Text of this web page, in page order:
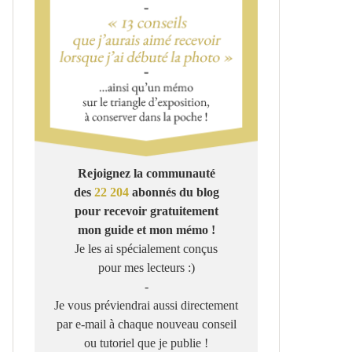
Rejoignez la communauté
des 22 204abonnés du blog
pour recevoir gratuitement
mon guide et mon mémo !
Je les ai spécialement conçus
pour mes lecteurs :)
-
Je vous préviendrai aussi directement
par e-mail à chaque nouveau conseil
ou tutoriel que je publie !